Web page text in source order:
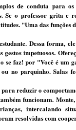
de conduta para
Se o profes­sor grita e
"Uma das
Dessa forma,
gestos impetuosos.
se faz! por "Você é um
no parquinho. Salas
reduzir o
fun­cionam.
interca­lando
resolvidas com